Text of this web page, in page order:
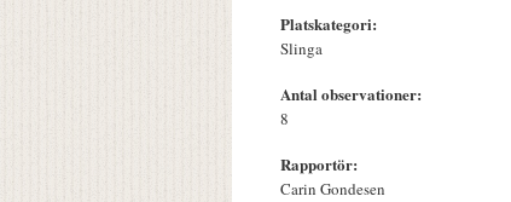
Platskategori:
Slinga
Antal observationer:
8
Rapportör:
Carin Gondesen